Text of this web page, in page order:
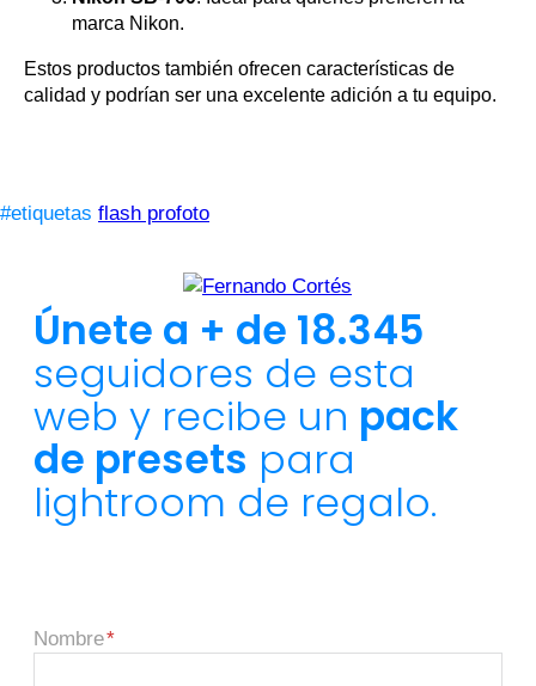
marca Nikon.
Estos productos también ofrecen características de
calidad y podrían ser una excelente adición a tu equipo.
#etiquetas flash profoto
Únete a + de 18.345
seguidores de esta
web y recibe un pack
de presets para
lightroom de regalo.
Nombre